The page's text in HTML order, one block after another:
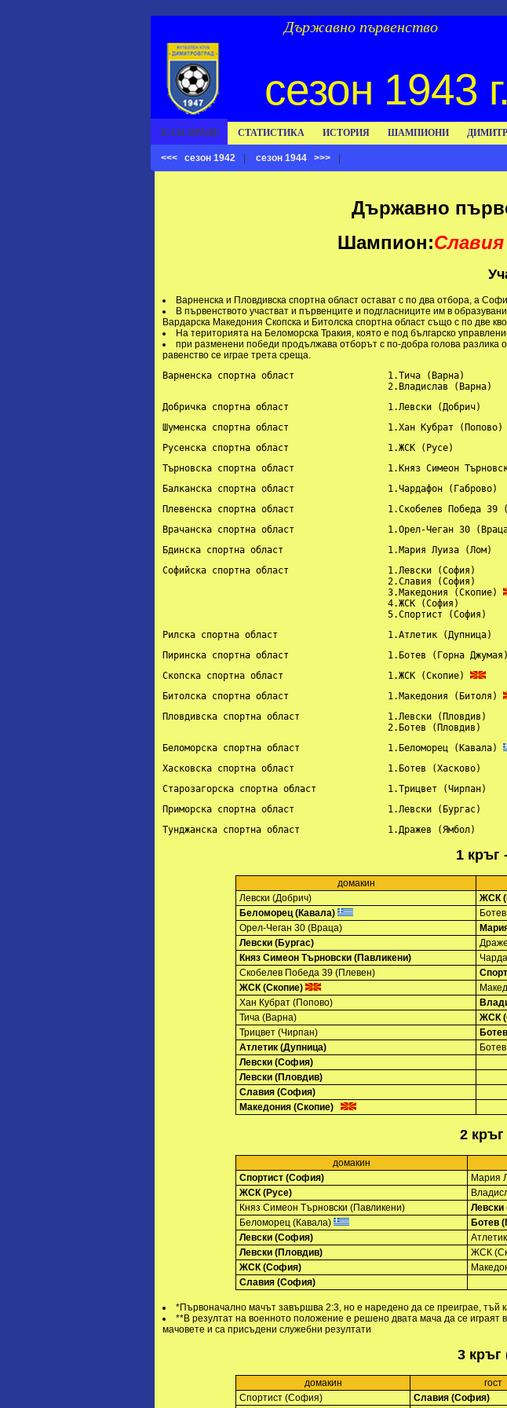
Държавно първенство
сезон 1943 г.
КЛАСИРАНЕ
<<< сезон 1942 сезон 1944 >>>
СТАТИСТИКА ИСТОРИЯ ШАМПИОНИ
Държавно
Шампион:
Варненска и Пловдивска спортна област остават с по два отбора, а
В първенството участват и първенците и подгласниците им в
Вардарска Македония Скопска и Битолска спортна област също с по две
На територията на Беломорска Тракия, която е под българско
при разменени победи продължава отборът с по-добра голова
равенство се играе трета среща.
Варненска спортна област                 1.Тича (Варна)
                        		 2.Владислав (Варна)
Добричка спортна област                  1.Левски (Добрич)
Шуменска спортна област                  1.Хан Кубрат (Попово)
Русенска спортна област                  1.ЖСК (Русе)
Търновска спортна област                 1.Княз Симеон
Балканска спортна област                 1.Чардафон (Габрово)
Плевенска спортна област                 1.Скобелев Победа 39
Врачанска спортна област                 1.Орел-Чеган 30
Бдинска спортна област                   1.Мария Луиза (Лом)
Софийска спортна област                  1.Левски (София)
					 3.Македония (Скопие)
					 5.Спортист (София)
Рилска спортна област                    1.Атлетик (Дупница)
Пиринска спортна област                  1.Ботев (Горна Джумая)
Скопска спортна област                   1.ЖСК (Скопие)
Битолска спортна област                  1.Македония (Битоля)
Пловдивска спортна област                1.Левски (Пловдив)
			                 2.Ботев (Пловдив)
Беломорска спортна област                1.Беломорец (Кавала)
Хасковска спортна област                 1.Ботев (Хасково)
Старозагорска спортна област             1.Трицвет (Чирпан)
Приморска спортна област                 1.Левски (Бургас)
Тунджанска спортна област                1.Дражев (Ямбол)
1 кръг
домакин
Левски (Добрич)
ЖСК
Беломорец (Кавала)
Орел-Чеган 30 (Враца)
Левски (Бургас)
Княз Симеон Търновски (Павликени)
Скобелев Победа 39 (Плевен)
ЖСК (Скопие)
Хан Кубрат (Попово)
Тича (Варна)
ЖСК
Трицвет (Чирпан)
Атлетик (Дупница)
Левски (София)
Левски (Пловдив)
Славия (София)
Македония (Скопие)
2
домакин
Спортист (София)
Мария
ЖСК (Русе)
Княз Симеон Търновски (Павликени)
Левски
Беломорец (Кавала)
Ботев
Левски (София)
Левски (Пловдив)
ЖСК
ЖСК (София)
Славия (София)
*Първоначално мачът завършва 2:3, но е наредено да се преиграе, тъй
**В резултат на военното положение е решено двата мача да се
мачовете и са присъдени служебни резултати
3
домакин гост
Спортист (София)
Славия (София)